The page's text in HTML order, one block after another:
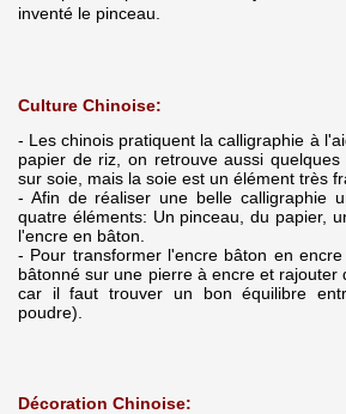
inventé le pinceau.
Culture Chinoise:
- Les chinois pratiquent la calligraphie à
papier de riz, on retrouve aussi quelques
sur soie, mais la soie est un élément très
- Afin de réaliser une belle calligraphie
quatre éléments: Un pinceau, du papier,
l'encre en bâton.
- Pour transformer l'encre bâton en
bâtonné sur une pierre à encre et rajouter
car il faut trouver un bon équilibre
poudre).
Décoration Chinoise: